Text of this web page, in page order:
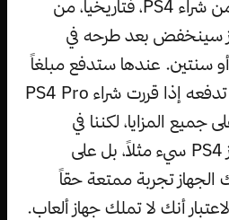
عملية شراء PS5 بدلاً من شراء PS4، فتاريخياً، من
سينخفض بعد طرحه في
سنتين. عندها ستدفع مبلغاً
مماثلاً للمبلغ الذي قد تدفعه إذا قررت شراء PS4 Pro
المزايا، لكننا في
المقابل لا نقول أن جهاز PS4 سيء مثلاً، بل على
الجهاز تجربة ممتعة حقاً
أنك لا تملك جهاز ألعاب.